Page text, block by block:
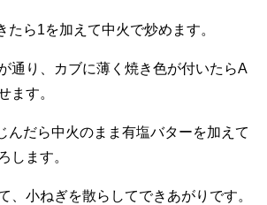
ら1を加えて中火で炒めます。
り、カブに薄く焼き色が付いたらA
ます。
だら中火のまま有塩バターを加えて
します。
小ねぎを散らしてできあがりです。